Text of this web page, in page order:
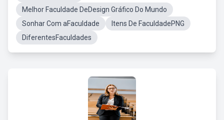
Melhor Faculdade DeDesign Gráfico Do Mundo
Sonhar Com aFaculdade
Itens De FaculdadePNG
DiferentesFaculdades